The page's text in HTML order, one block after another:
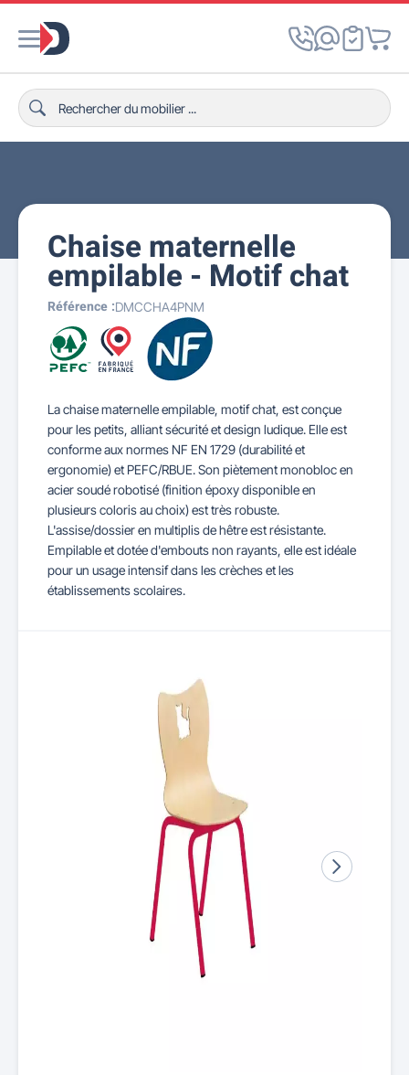
Chaise maternelle
empilable - Motif chat
Référence :DMCCHA4PNM
La chaise maternelle empilable, motif chat, est conçue
pour les petits, alliant sécurité et design ludique. Elle est
conforme aux normes NF EN 1729 (durabilité et
ergonomie) et PEFC/RBUE. Son piètement monobloc en
acier soudé robotisé (finition époxy disponible en
plusieurs coloris au choix) est très robuste.
L'assise/dossier en multiplis de hêtre est résistante.
Empilable et dotée d'embouts non rayants, elle est idéale
pour un usage intensif dans les crèches et les
établissements scolaires.